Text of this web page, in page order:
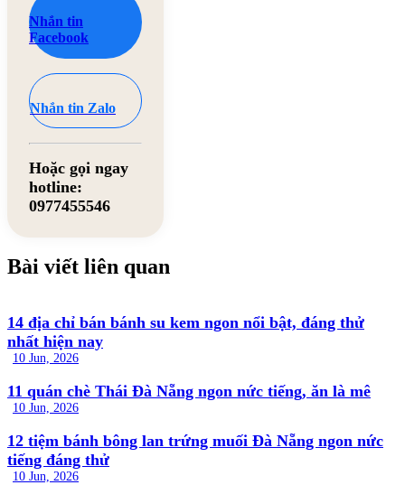
Nhắn tin
Facebook
Nhắn tin Zalo
Hoặc gọi ngay
hotline:
0977455546
Bài viết liên quan
14 địa chỉ bán bánh su kem ngon nổi bật, đáng thử
nhất hiện nay
10 Jun, 2026
11 quán chè Thái Đà Nẵng ngon nức tiếng, ăn là mê
10 Jun, 2026
12 tiệm bánh bông lan trứng muối Đà Nẵng ngon nức
tiếng đáng thử
10 Jun, 2026